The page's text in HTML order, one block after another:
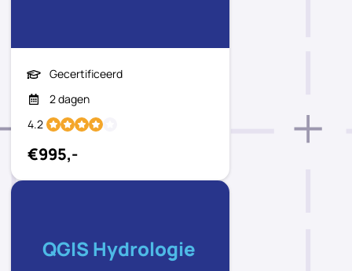
Gecertificeerd
2 dagen
4.2
€995,-
QGIS Hydrologie